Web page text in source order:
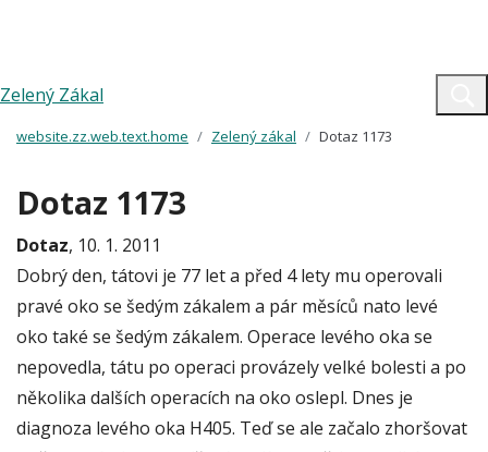
Zelený Zákal
website.zz.web.text.home Zelený zákal Dotaz 1173
Dotaz 1173
Dotaz, 10. 1. 2011
Dobrý den, tátovi je 77 let a před 4 lety mu operovali
pravé oko se šedým zákalem a pár měsíců nato levé
oko také se šedým zákalem. Operace levého oka se
nepovedla, tátu po operaci provázely velké bolesti a po
několika dalších operacích na oko oslepl. Dnes je
diagnoza levého oka H405. Teď se ale začalo zhoršovat